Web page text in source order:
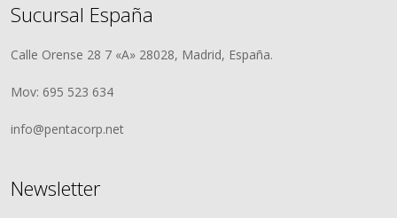
Sucursal España
Calle Orense 28 7 «A» 28028, Madrid, España.
Mov: 695 523 634
info@pentacorp.net
Newsletter